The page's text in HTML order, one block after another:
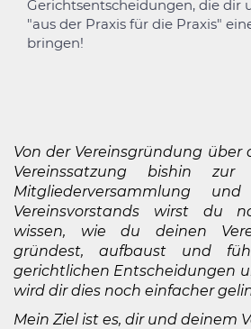
Gerichtsentscheidungen, die dir
"aus der Praxis für die Praxis"
bringen!
Von der Vereinsgründung über
Vereinssatzung bishin zur
Mitgliederversammlung
Vereinsvorstands wirst du
wissen, wie du deinen
gründest, aufbaust und
gerichtlichen Entscheidungen
wird dir dies noch einfacher
Mein Ziel ist es, dir und deinem